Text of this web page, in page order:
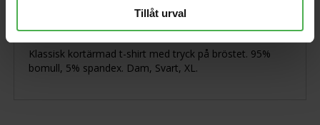
Tillåt urval
Klassisk kortärmad t-shirt med tryck på bröstet. 95%
bomull, 5% spandex. Dam, Svart, XL.